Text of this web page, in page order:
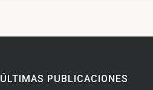
ÚLTIMAS PUBLICACIONES